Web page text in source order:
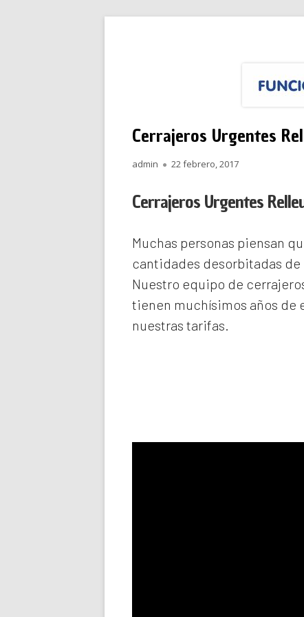
Cerrajeros Urgentes
Autor
admin
Publicado
22 febrero, 2017
Cerrajeros Urgentes
Muchas personas piensan
cantidades desorbitadas de
Nuestro equipo de
tienen muchísimos años de
nuestras tarifas.